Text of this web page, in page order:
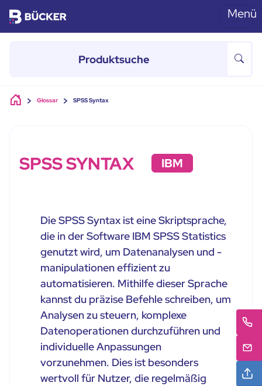
Skip to main content Menü
Glossar SPSS Syntax
SPSS SYNTAX IBM
Die SPSS Syntax ist eine Skriptsprache,
die in der Software IBM SPSS Statistics
genutzt wird, um Datenanalysen und -
manipulationen effizient zu
automatisieren. Mithilfe dieser Sprache
kannst du präzise Befehle schreiben, um
Analysen zu steuern, komplexe
Datenoperationen durchzuführen und
individuelle Anpassungen
vorzunehmen. Dies ist besonders
wertvoll für Nutzer, die regelmäßig